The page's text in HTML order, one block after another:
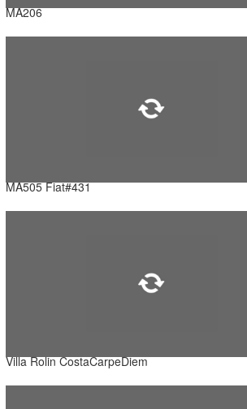
MA206
MA505 Fiat#431
Villa Rolin CostaCarpeDiem